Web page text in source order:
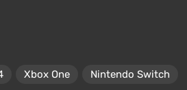
Xbox One
Nintendo Switch